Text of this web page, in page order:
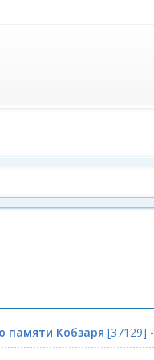
памяти Кобзаря [37129] -